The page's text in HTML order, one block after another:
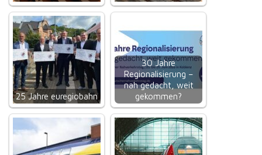
25 Jahre euregiobahn
30 Jahre
Regionalisierung –
nah gedacht, weit
gekommen?